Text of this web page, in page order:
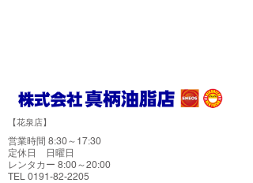
​【花泉店】
営業時間 8:30～17:30
​定休日 日曜日
レンタカー 8:00～20:00
TEL ​0191-82-2205